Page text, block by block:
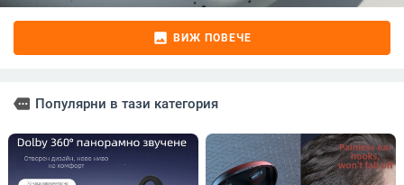
image ВИЖ ПОВЕЧЕ
more Популярни в тази категория